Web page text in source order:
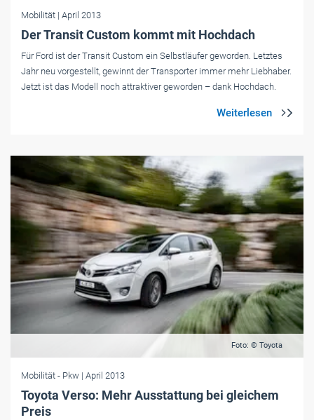
Mobilität | April 2013
Der Transit Custom kommt mit Hochdach
Für Ford ist der Transit Custom ein Selbstläufer geworden. Letztes
Jahr neu vorgestellt, gewinnt der Transporter immer mehr Liebhaber.
Jetzt ist das Modell noch attraktiver geworden – dank Hochdach.
Foto: © Toyota
Mobilität - Pkw | April 2013
Toyota Verso: Mehr Ausstattung bei gleichem
Preis